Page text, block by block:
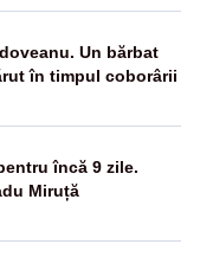
Un bărbat
în timpul coborârii
încă 9 zile.
Miruță